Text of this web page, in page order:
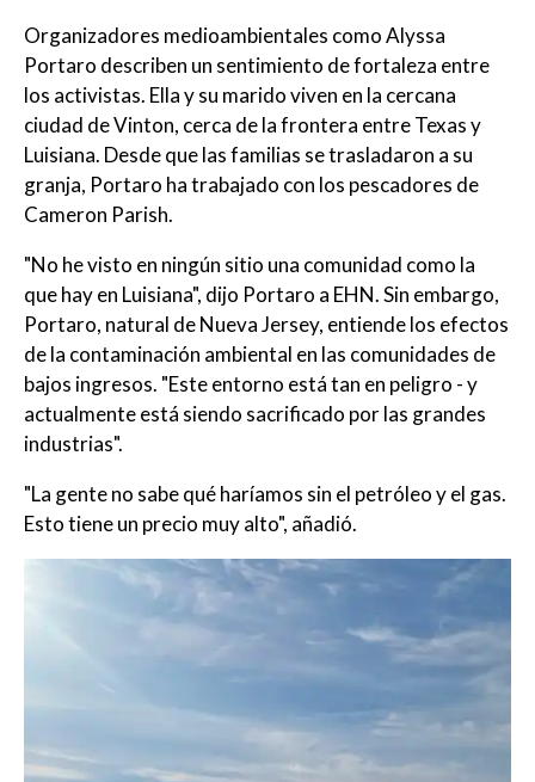
Organizadores medioambientales como Alyssa
Portaro describen un sentimiento de fortaleza entre
los activistas. Ella y su marido viven en la cercana
ciudad de Vinton, cerca de la frontera entre Texas y
Luisiana. Desde que las familias se trasladaron a su
granja, Portaro ha trabajado con los pescadores de
Cameron Parish.
"No he visto en ningún sitio una comunidad como la
que hay en Luisiana", dijo Portaro a EHN. Sin embargo,
Portaro, natural de Nueva Jersey, entiende los efectos
de la contaminación ambiental en las comunidades de
bajos ingresos. "Este entorno está tan en peligro - y
actualmente está siendo sacrificado por las grandes
industrias".
"La gente no sabe qué haríamos sin el petróleo y el gas.
Esto tiene un precio muy alto", añadió.